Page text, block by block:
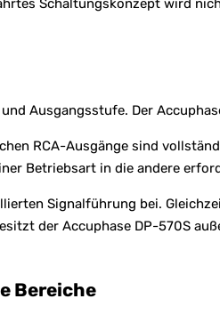
Schaltungskonzept wird
Ausgangsstufe. Der
RCA-Ausgänge sind
Betriebsart in die andere
Signalführung bei.
der Accuphase DP-570S
Bereiche